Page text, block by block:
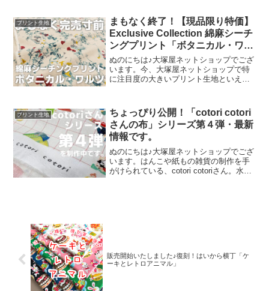
客さまにご来場いただきましたことを御
礼申し上
プリント生地
まもなく終了！【現品限り特価】
Exclusive Collection 綿麻シーチ
ングプリント「ボタニカル・ワル
ツ」
ぬのにちは♪大塚屋ネットショップでござ
います。今、大塚屋ネットショップで特
に注目度の大きいプリント生地といえ
ン生地に、エンジェルソフト加工という
特別な加工を施し、
プリント生地
ちょっぴり公開！「cotori cotori
さんの布」シリーズ第４弾・最新
情報です。
ぬのにちは♪大塚屋ネットショップでござ
います。はんこや紙もの雑貨の制作を手
がけられている、cotori cotoriさん。水彩
販売開始いたしました♪復刻！はいから横丁「ケ
ーキとレトロアニマル」